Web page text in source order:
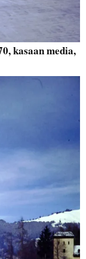
kasaan media,